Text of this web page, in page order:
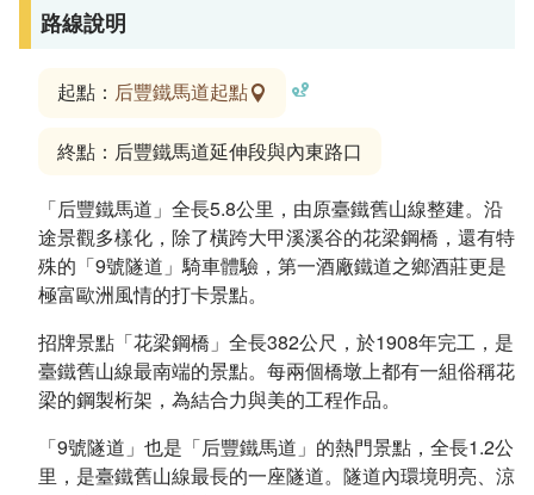
路線說明
起點： 后豐鐵馬道起點
終點：后豐鐵馬道延伸段與內東路口
「后豐鐵馬道」全長5.8公里，由原臺鐵舊山線整建。沿
途景觀多樣化，除了橫跨大甲溪溪谷的花梁鋼橋，還有特
殊的「9號隧道」騎車體驗，第一酒廠鐵道之鄉酒莊更是
極富歐洲風情的打卡景點。
招牌景點「花梁鋼橋」全長382公尺，於1908年完工，是
臺鐵舊山線最南端的景點。每兩個橋墩上都有一組俗稱花
梁的鋼製桁架，為結合力與美的工程作品。
「9號隧道」也是「后豐鐵馬道」的熱門景點，全長1.2公
里，是臺鐵舊山線最長的一座隧道。隧道內環境明亮、涼